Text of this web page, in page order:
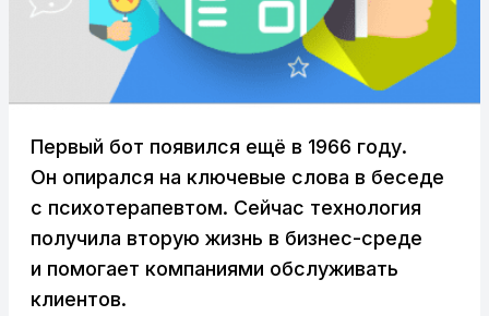
Первый бот появился ещё в 1966 году.
Он опирался на ключевые слова в беседе
с психотерапевтом. Сейчас технология
получила вторую жизнь в бизнес-среде
и помогает компаниями обслуживать
клиентов.